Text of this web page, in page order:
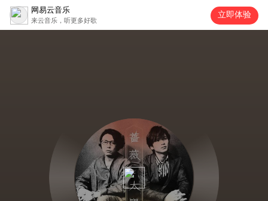
网易云音乐
来云音乐，听更多好歌
立即体验